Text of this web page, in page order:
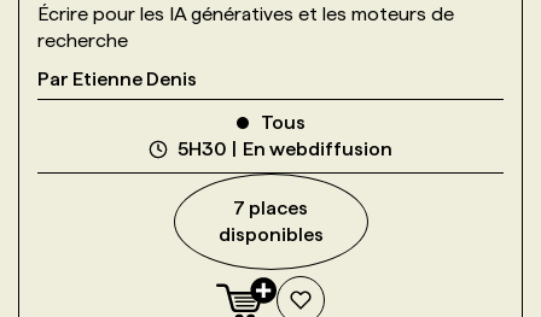
Écrire pour les IA génératives et les moteurs de
recherche
Par Etienne Denis
Tous
5H30
En webdiffusion
7 places
disponibles